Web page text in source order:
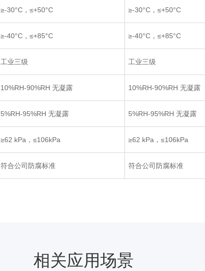
≥-30°C ，≤+50°C ≥-30°C ，≤+50°C
≥-40°C，≤+85°C ≥-40°C，≤+85°C
工业三级 工业三级
10%RH-90%RH无凝露 10%RH-90%RH无凝露
5%RH-95%RH无凝露 5%RH-95%RH无凝露
≥62 kPa，≤106kPa ≥62 kPa，≤106kPa
符合公司防腐标准 符合公司防腐标准
相关应用场景